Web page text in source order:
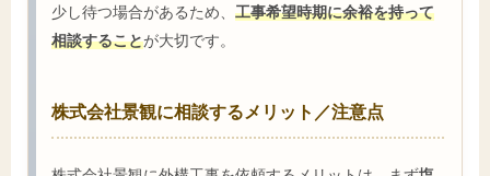
少し待つ場合があるため、 工事希望時期に余裕を持って
相談することが大切です。
株式会社景観に相談するメリット／注意点